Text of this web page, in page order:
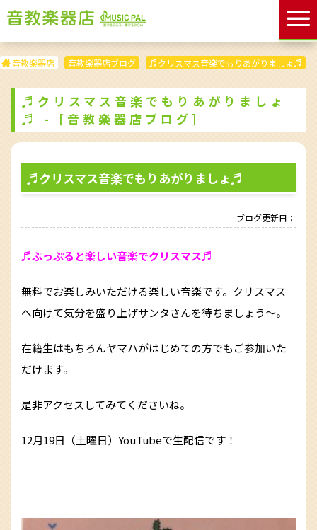
音教楽器店 音教楽器店ブログ ♬クリスマス音楽でもりあがりましょ♬
♬クリスマス音楽でもりあがりましょ
♬ - [音教楽器店ブログ]
♬クリスマス音楽でもりあがりましょ♬
ブログ更新日：
♬ぷっぷると楽しい音楽でクリスマス♬
無料でお楽しみいただける楽しい音楽です。クリスマス
へ向けて気分を盛り上げサンタさんを待ちましょう〜。
在籍生はもちろんヤマハがはじめての方でもご参加いた
だけます。
是非アクセスしてみてくださいね。
12月19日（土曜日）YouTubeで生配信です！